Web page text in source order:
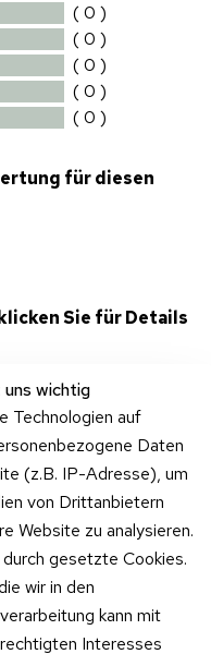
( 0 )
( 0 )
( 0 )
( 0 )
( 0 )
für diesen
Sie für Details
wichtig
Technologien auf
Daten
(z.B. IP-Adresse), um
von Drittanbietern
Website zu analysieren.
gesetzte Cookies.
wir in den
kann mit
Interesses